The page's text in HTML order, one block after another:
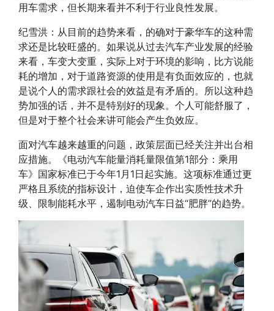
用车需求，但长期来看并不利于行业良性发展。
纪雪洪： 从目前的趋势来看，的确对于豪华车的这种需
求还是比较旺盛的。如果说从过去汽车产业发展的经验
来看，车变大变重，实际上对于环境的影响，比方说能
耗的增加，对于道路资源的使用是有负面效应的，也就
是说个人的需求跟社会的效益是有矛盾的。所以这种趋
势加强的话，并不是特别好的现象。个人可能舒服了，
但是对于整个社会来讲可能会产生负效应。
面对汽车越来越重的问题， 政策层面已经关注并出台相
应措施。《电动汽车能量消耗量限值第1部分：乘用
车》国家标准已于今年1月1日起实施。这项标准通过更
严格且系统的指标设计，迫使车企作出实质性技术升
级、限制能耗水平，遏制电动汽车日益“肥胖”的趋势。